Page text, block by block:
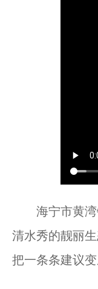
海宁市黄湾镇
清水秀的靓丽
把一条条建议